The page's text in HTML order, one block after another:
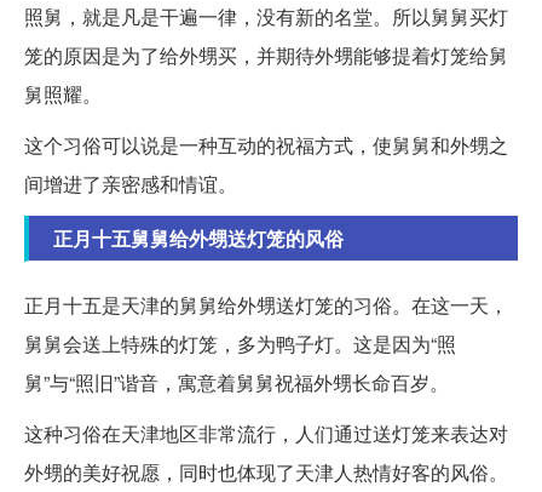
照舅，就是凡是干遍一律，没有新的名堂。所以舅舅买灯
笼的原因是为了给外甥买，并期待外甥能够提着灯笼给舅
舅照耀。
这个习俗可以说是一种互动的祝福方式，使舅舅和外甥之
间增进了亲密感和情谊。
正月十五舅舅给外甥送灯笼的风俗
正月十五是天津的舅舅给外甥送灯笼的习俗。在这一天，
舅舅会送上特殊的灯笼，多为鸭子灯。这是因为“照
舅”与“照旧”谐音，寓意着舅舅祝福外甥长命百岁。
这种习俗在天津地区非常流行，人们通过送灯笼来表达对
外甥的美好祝愿，同时也体现了天津人热情好客的风俗。